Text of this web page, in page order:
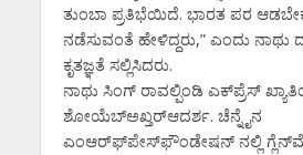
ತುಂಬಾ ಪ್ರತಿಭೆಯಿದೆ. ಭಾರತ ಪರ
ನಡೆಸುವಂತೆ ಹೇಳಿದ್ದರು,” ಎಂದು
ಕೃತಜ್ಞತೆ ಸಲ್ಲಿಸಿದರು.
ನಾಥು ಸಿಂಗ್ ರಾವಲ್ಪಿಂಡಿ ಎಕ್‌ಪ್ರೆಸ್
ಶೋಯೆಬ್‌ಅಖ್ತರ್‌ಆದರ್ಶ. ಚೆನ್ನೈನ
ಎಂಆರ್‌ಫ್‌ಪೇಸ್‌ಫೌಂಡೇಷನ್ ನಲ್ಲಿ